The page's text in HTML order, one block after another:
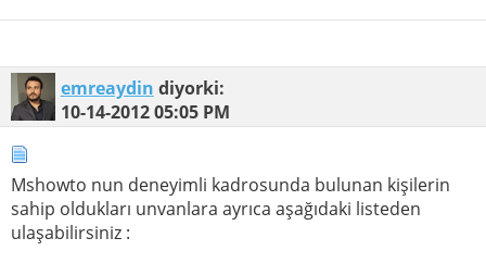
emreaydin diyorki:
10-14-201205:05 PM
Mshowto nun deneyimli kadrosunda bulunan kişilerin
sahip oldukları unvanlara ayrıca aşağıdaki listeden
ulaşabilirsiniz :